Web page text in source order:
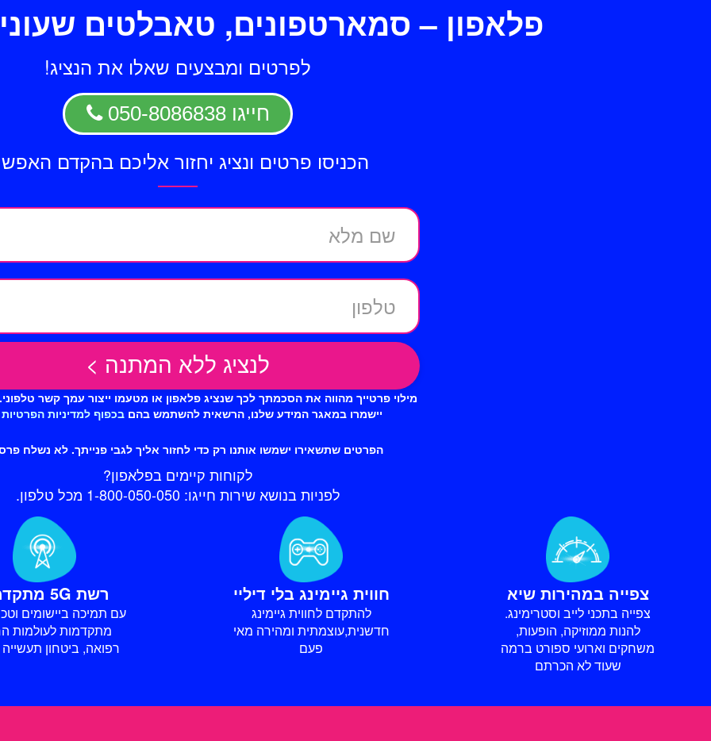
פלאפון – סמארטפונים, טאבלטים
לפרטים ומבצעים שאלו את הנציג!
חייגו050-8086838
הכניסו פרטים ונציג יחזור אליכם בהקדם
שם מלא
טלפון
לנציג ללא המתנה >
מילוי פרטייך מהווה את הסכמתך לכך שנציג פלאפון או מטעמו ייצור עמך קשר
יישמרו במאגר המידע שלנו, הרשאית להשתמש בהם בכפוף למדיניות
הפרטים שתשאירו ישמשו אותנו רק כדי לחזור אליך לגבי פנייתך. לא נשלח
לקוחות קיימים בפלאפון?
לפניות בנושא שירות חייגו:1-800-050-050 מכל טלפון.
צפייה במהירות שיא
צפייה בתכני לייב וסטרימינג.
להנות ממוזיקה, הופעות,
משחקים וארועי ספורט ברמה
שעוד לא הכרתם
חווית גיימינג בלי דיליי
להתקדם לחווית גיימינג
חדשנית,עוצמתית ומהירה מאי
פעם
רשת 5G מתקדמת
עם תמיכה ביישומים
מתקדמות לעולמות
רפואה, ביטחון תעשייה